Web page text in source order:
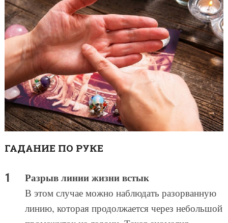
ГАДАНИЕ ПО РУКЕ
Разрыв линии жизни встык
В этом случае можно наблюдать разорванную
линию, которая продолжается через небольшой